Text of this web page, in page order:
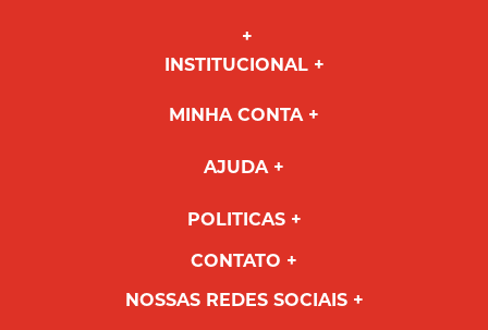
INSTITUCIONAL
MINHA CONTA
AJUDA
POLITICAS
CONTATO
NOSSAS REDES SOCIAIS